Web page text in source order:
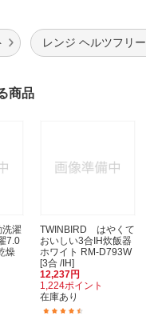
レンジ ヘルツフリー
商品
濯
7.0
燥
TWINBIRD はやくて
おいしい3合IH炊飯器
ホワイト RM-D793W
[3合 /IH]
12,237円
1,224ポイント
在庫あり